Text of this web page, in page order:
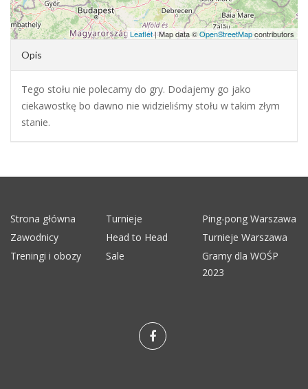
Leaflet| Map data ©OpenStreetMapcontributors
Opis
Tego stołu nie polecamy do gry. Dodajemy go jako
ciekawostkę bo dawno nie widzieliśmy stołu w takim złym
stanie.
Strona główna Turnieje
Ping-pong Warszawa
Zawodnicy
Head to Head
Turnieje Warszawa
Treningi i obozy
Sale
Gramy dla WOŚP
2023